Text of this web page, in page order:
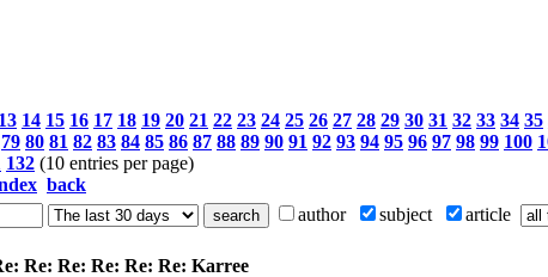
13 14 15 16 17 18 19 20 21 22 23 24 25 26 27 28 29 30 31 32 33 34 35
79 80 81 82 83 84 85 86 87 88 89 90 91 92 93 94 95 96 97 98 99 100
132 (10 entries per page)
back
author subject article
Re: Re: Re: Re: Re: Karree